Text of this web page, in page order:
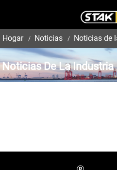
Hogar Noticias Noticias de
Noticias De La Industria